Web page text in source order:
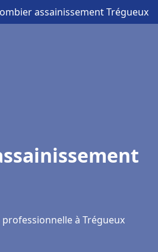
assainissement Trégueux
à Trégueux